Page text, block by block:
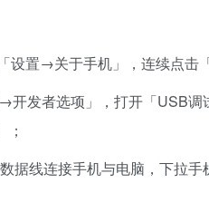
设置→关于手机」，连续点击
发者选项」，打开「USB
据线连接手机与电脑，下拉